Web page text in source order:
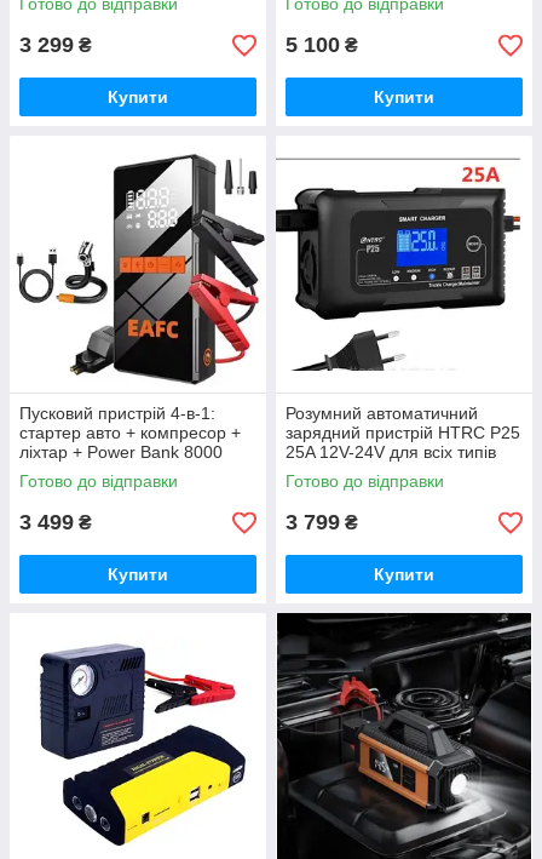
автомобіля, Power Bank і LED
3 299 ₴
Купити
5 100 ₴
Купити
Пусковий пристрій 4-в-1:
стартер авто + компресор +
ліхтар + Power Bank 8000
mAh
Готово до відправки
3 499 ₴
Купити
Розумний автоматичний
зарядний пристрій HTRC P25
25A 12V-24V для всіх типів
акумуляторів Lithium AGM
GEL LiFePO4
Готово до відправки
3 799 ₴
Купити